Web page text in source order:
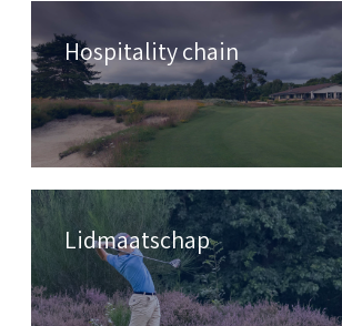
Hospitality chain
Lidmaatschap